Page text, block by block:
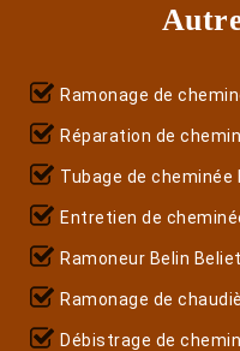
Ramonage de
Réparation de
Tubage de cheminée
Entretien de
Ramoneur Belin Beliet
Ramonage de
Débistrage de